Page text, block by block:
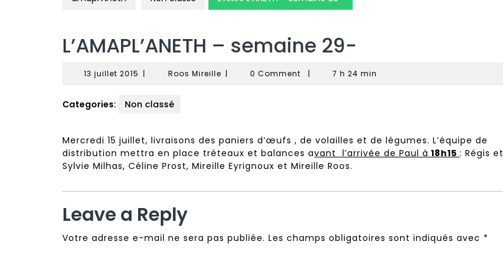
L’AMAPL’ANETH – semaine 29-
13 juillet 2015 13| Roos MireilleRoos
| 0 Comment | 7 h 24 min
Categories: Non classé
Mercredi 15 juillet, livraisons des paniers d’œufs , de volailles et de légumes. L’équipe de
distribution mettra en place tréteaux et balances avant l’arrivée de Paul à 18h15 : Régis et
Sylvie Milhas, Céline Prost, Mireille Eyrignoux et Mireille Roos.
Leave a Reply
Votre adresse e-mail ne sera pas publiée. Les champs obligatoires sont indiqués avec *